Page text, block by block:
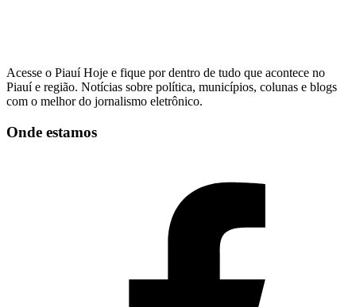
Acesse o Piauí Hoje e fique por dentro de tudo que acontece no
Piauí e região. Notícias sobre política, municípios, colunas e blogs
com o melhor do jornalismo eletrônico.
Onde estamos